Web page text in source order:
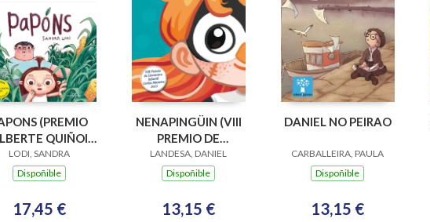
(PREMIO
QUIÑOI
2024)
LODI, SANDRA
Dispoñible
17,45 €
NENAPINGÜIN (VIII
PREMIO DE
LITERATURA
INFANTIL CARLOS
LANDESA, DANIEL
Dispoñible
13,15 €
DANIEL NO PEIRAO
CARBALLEIRA, PAULA
Dispoñible
13,15 €